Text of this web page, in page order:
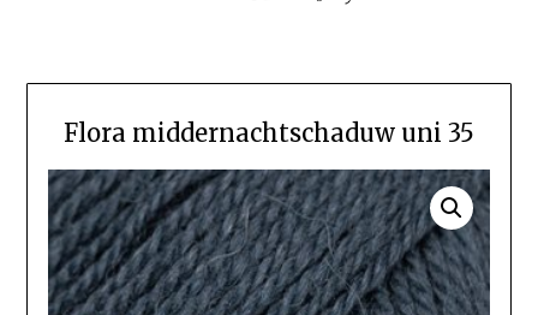
Flora middernachtschaduw uni 35